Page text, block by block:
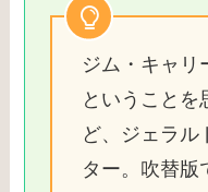
ジム・キャリ
ということを
ど、ジェラル
ター。吹替版